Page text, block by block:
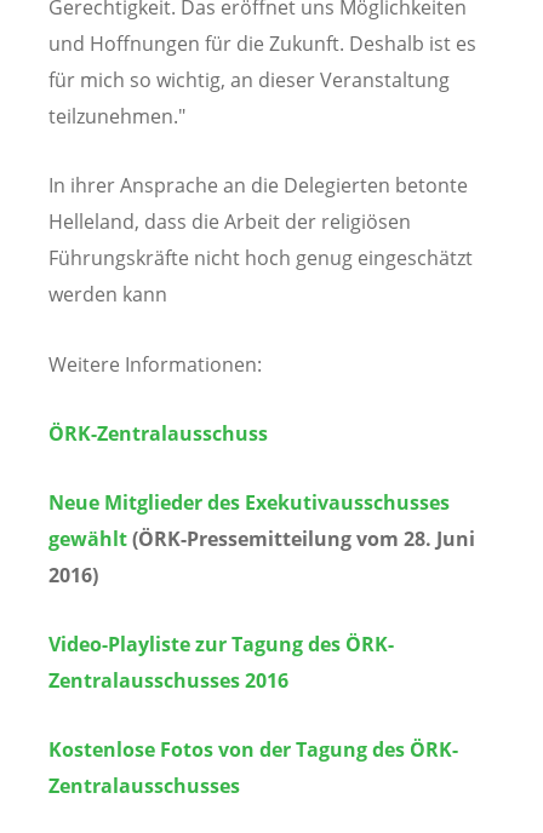
Gerechtigkeit. Das eröffnet uns Möglichkeiten
und Hoffnungen für die Zukunft. Deshalb ist es
für mich so wichtig, an dieser Veranstaltung
teilzunehmen."
In ihrer Ansprache an die Delegierten betonte
Helleland, dass die Arbeit der religiösen
Führungskräfte nicht hoch genug eingeschätzt
werden kann
Weitere Informationen:
ÖRK-Zentralausschuss
Neue Mitglieder des Exekutivausschusses
gewählt(ÖRK-Pressemitteilung vom 28. Juni
2016)
Video-Playliste zur Tagung des ÖRK-
Zentralausschusses 2016
Kostenlose Fotos von der Tagung des ÖRK-
Zentralausschusses